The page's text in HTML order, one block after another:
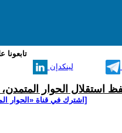
تابعونا
لينكدإن
استقلال الحوار
[اشترك في قناة ‫«الحوار